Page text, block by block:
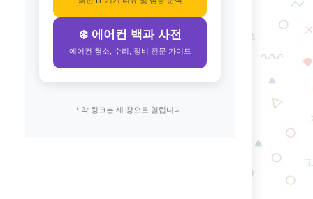
❄️ 에어컨 백과 사전
에어컨 청소, 수리, 정비 전문 가이드
* 각 링크는 새 창으로 열립니다.